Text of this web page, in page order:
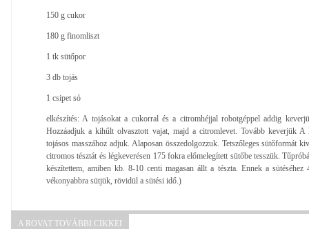
150 g cukor
180 g finomliszt
1 tk sütőpor
3 db tojás
1 csipet só
elkészítés: A tojásokat a cukorral és a citromhéjjal robotgéppel addig
Hozzáadjuk a kihűlt olvasztott vajat, majd a citromlevet. Tovább keverjük
tojásos masszához adjuk. Alaposan összedolgozzuk. Tetszőleges sütőformát
citromos tésztát és légkeverésen 175 fokra előmelegített sütőbe tesszük.
készítettem, amiben kb. 8-10 centi magasan állt a tészta. Ennek a sütéséhez
vékonyabbra sütjük, rövidül a sütési idő.)
A ROVAT TOVÁBBI CIKKEI